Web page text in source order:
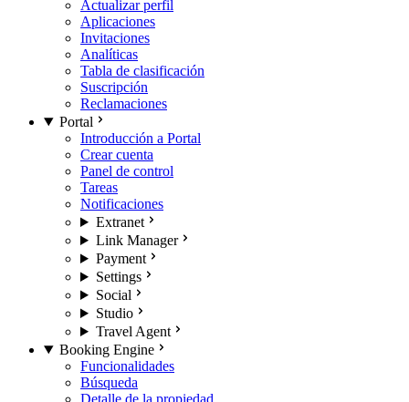
Actualizar perfil
Aplicaciones
Invitaciones
Analíticas
Tabla de clasificación
Suscripción
Reclamaciones
Portal
Introducción a Portal
Crear cuenta
Panel de control
Tareas
Notificaciones
Extranet
Link Manager
Payment
Settings
Social
Studio
Travel Agent
Booking Engine
Funcionalidades
Búsqueda
Detalle de la propiedad